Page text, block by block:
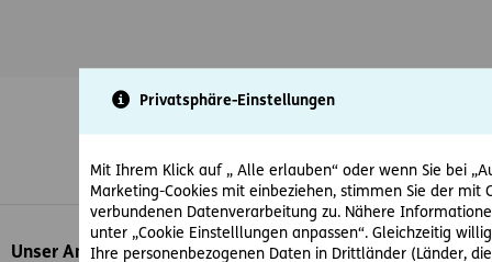
Privatsphäre-Einstellungen
Mit Ihrem Klick auf „ Alle erlauben“ oder wenn Sie bei
Marketing-Cookies mit einbeziehen, stimmen Sie der mit
verbundenen Datenverarbeitung zu. Nähere
unter „Cookie Einstelllungen anpassen“. Gleichzeitig
Ihre personenbezogenen Daten in Drittländer (Länder,
WhatsappFacebookInstagramLinkedInBlog
Inhaltsübersicht
Unser Angebot